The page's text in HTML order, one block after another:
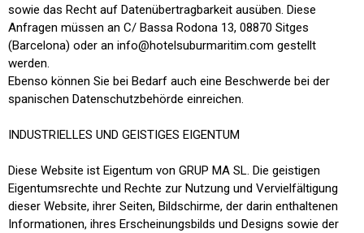
sowie das Recht auf Datenübertragbarkeit ausüben. Diese
Anfragen müssen an C/ Bassa Rodona 13, 08870 Sitges
(Barcelona) oder an info@hotelsuburmaritim.com gestellt
werden.
Ebenso können Sie bei Bedarf auch eine Beschwerde bei der
spanischen Datenschutzbehörde einreichen.
INDUSTRIELLES UND GEISTIGES EIGENTUM
Diese Website ist Eigentum von GRUP MA SL. Die geistigen
Eigentumsrechte und Rechte zur Nutzung und Vervielfältigung
dieser Website, ihrer Seiten, Bildschirme, der darin enthaltenen
Informationen, ihres Erscheinungsbilds und Designs sowie der